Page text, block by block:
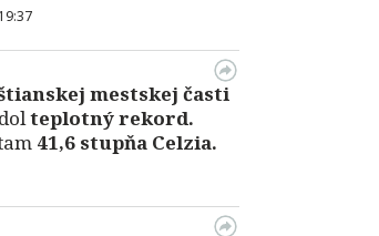
19:37
mestskej časti
teplotný rekord.
41,6 stupňa Celzia.